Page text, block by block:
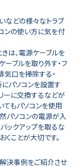
などの様々なトラブ
ンの使い方に気を付
は、電源ケーブルを
ーブルを取り外す・フ
気口を掃除する・
パソコンを設置す
ーに交換するなどが
てもパソコンを使用
パソコンの電源が入
ックアップを取るな
くことが大切です。
決事例をご紹介させ